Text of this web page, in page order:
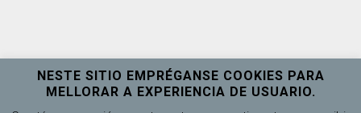
Universidade de Vigo
NESTE SITIO EMPRÉGANSE COOKIES PARA
MELLORAR A EXPERIENCIA DE USUARIO.